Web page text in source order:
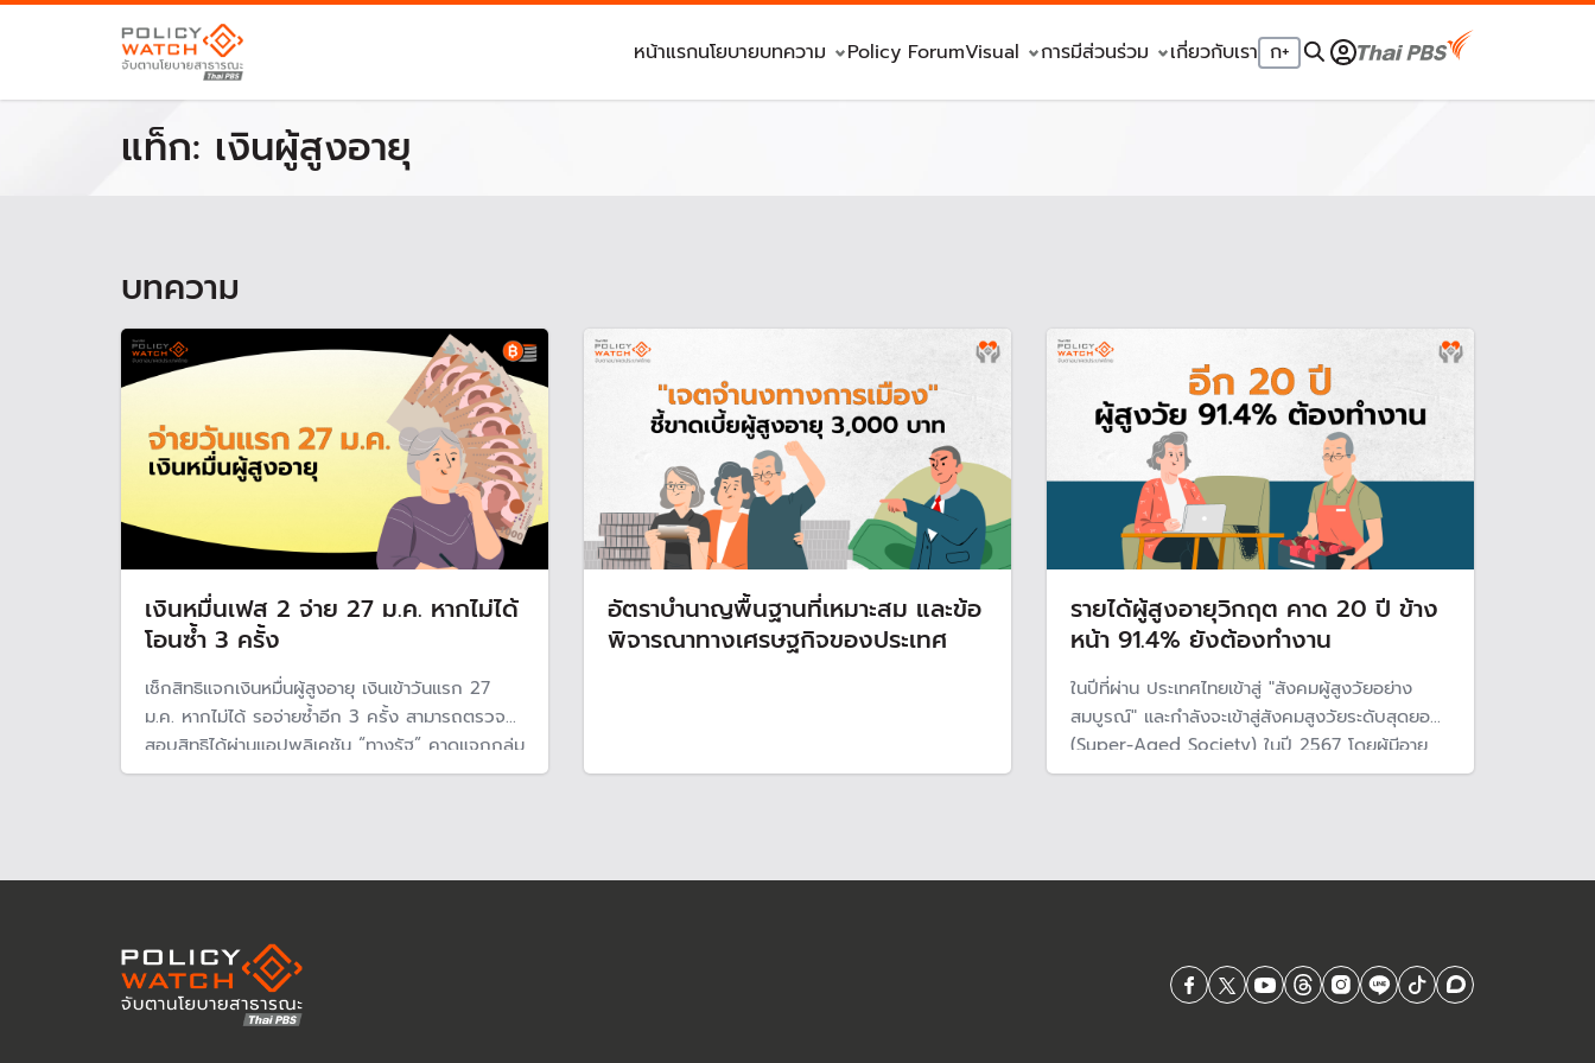
หน้าแรกนโยบายบทความ Policy ForumVisual การมีส่วนร่วม เกี่ยวกับเรา ก+
แท็ก: เงินผู้สูงอายุ
บทความ
เงินหมื่นเฟส 2 จ่าย 27 ม.ค. หากไม่ได้
โอนซ้ำ 3 ครั้ง
เช็กสิทธิแจกเงินหมื่นผู้สูงอายุ เงินเข้าวันแรก 27
ม.ค. หากไม่ได้ รอจ่ายซ้ำอีก 3 ครั้ง สามารถตรวจ
สอบสิทธิได้ผ่านแอปพลิเคชัน “ทางรัฐ” คาดแจกกลุ่ม
เป้าหมายประมาณ 4 ล้านคน
อัตราบำนาญพื้นฐานที่เหมาะสม และข้อ
พิจารณาทางเศรษฐกิจของประเทศ
รายได้ผู้สูงอายุวิกฤต คาด 20 ปี ข้าง
หน้า 91.4% ยังต้องทำงาน
ในปีที่ผ่าน ประเทศไทยเข้าสู่ "สังคมผู้สูงวัยอย่าง
สมบูรณ์" และกำลังจะเข้าสู่สังคมสูงวัยระดับสุดยอด
(Super-Aged Society) ในปี 2567 โดยผู้มีอายุ
เกิน 60 ปี จะมีสัดส่วนราว 28% หรือ 1 ใน 4 ของ